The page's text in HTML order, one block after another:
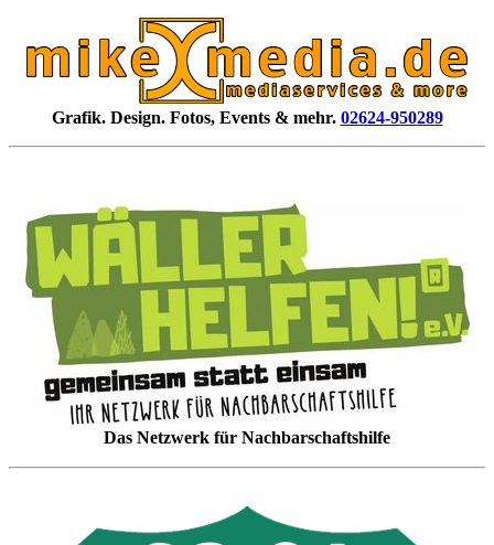
Grafik. Design. Fotos, Events & mehr. 02624-950289
Das Netzwerk für Nachbarschaftshilfe